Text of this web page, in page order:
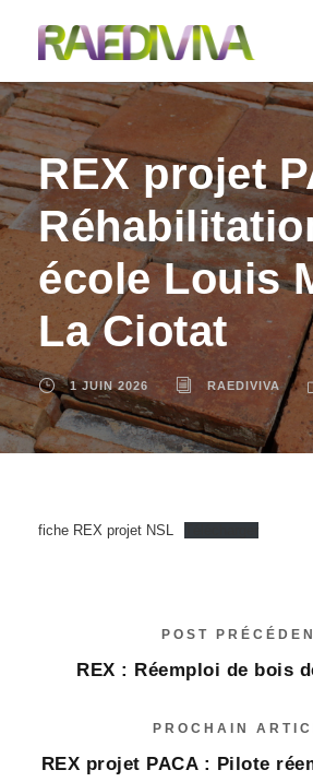
REX projet
école Louis
La Ciotat
1 JUIN 2026 RAEDIVIVA
fiche REX projet NSL
POST
REX : Réemploi de bois
PROCHAIN
REX projet PACA : Pilote